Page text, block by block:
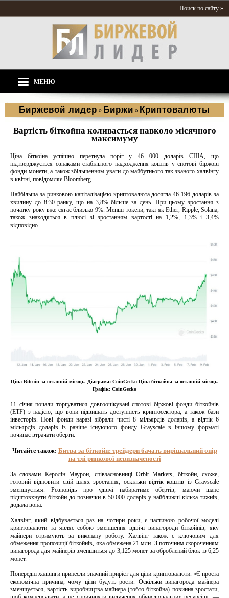
Поиск по сайту »
МЕНЮ
Биржевой лидер » Биржи » Криптовалюты
Вартість біткойна коливається навколо місячного
максимуму
Ціна біткоїна успішно перетнула поріг у 46 000 доларів США, що
підтверджується ознаками стабільного надходження коштів у спотові біржові
фонди монети, а також збільшенням уваги до майбутнього так званого халвінгу
в квітні, повідомляє Bloomberg.
Найбільша за ринковою капіталізацією криптовалюта досягла 46 196 доларів за
хвилину до 8:30 ранку, що на 3,8% більше за день. При цьому зростання з
початку року вже сягає близько 9%. Менші токени, такі як Ether, Ripple, Solana,
також знаходяться в плюсі ​​зі зростанням вартості на 1,2%, 1,3% і 3,4%
відповідно.
Ціна Bitcoin за останній місяць. Діаграма: CoinGecko Ціна біткойна за останній місяць.
Графік: CoinGecko
11 січня почали торгуватися довгоочікувані спотові біржові фонди біткойнів
(ETF) з надією, що вони підвищать доступність криптосектора, а також бази
інвесторів. Нові фонди наразі зібрали чисті 8 мільярдів доларів, а відтік 6
мільярдів доларів із раніше існуючого фонду Grayscale в іншому форматі
починає втрачати оберти.
Читайте також: Битва за біткойн: трейдери бачать вирішальний опір
на тлі ринкової невизначеності
За словами Керолін Маурон, співзасновниці Orbit Markets, біткойн, схоже,
готовий відновити свій шлях зростання, оскільки відтік коштів із Grayscale
зменшується. Розповідь про удвічі набиратиме обертів, маючи шанс
підштовхнути біткойн до позначки в 50 000 доларів у найближчі кілька тижнів,
додала вона.
Халвінг, який відбувається раз на чотири роки, є частиною робочої моделі
криптовалюти та являє собою зменшення вдвічі винагороди біткойнів, яку
майнери отримують за виконану роботу. Халвінг також є ключовим для
обмеження пропозиції біткойнів, яка обмежена 21 млн. З поточним скороченням
винагорода для майнерів зменшиться до 3,125 монет за оброблений блок із 6,25
монет.
Попередні халвінги принесли значний приріст для ціни криптовалюти. «Є проста
економічна причина, чому ціни будуть рости. Оскільки винагорода майнера
зменшується, вартість виробництва майнера (тобто біткойна) повинна зростати,